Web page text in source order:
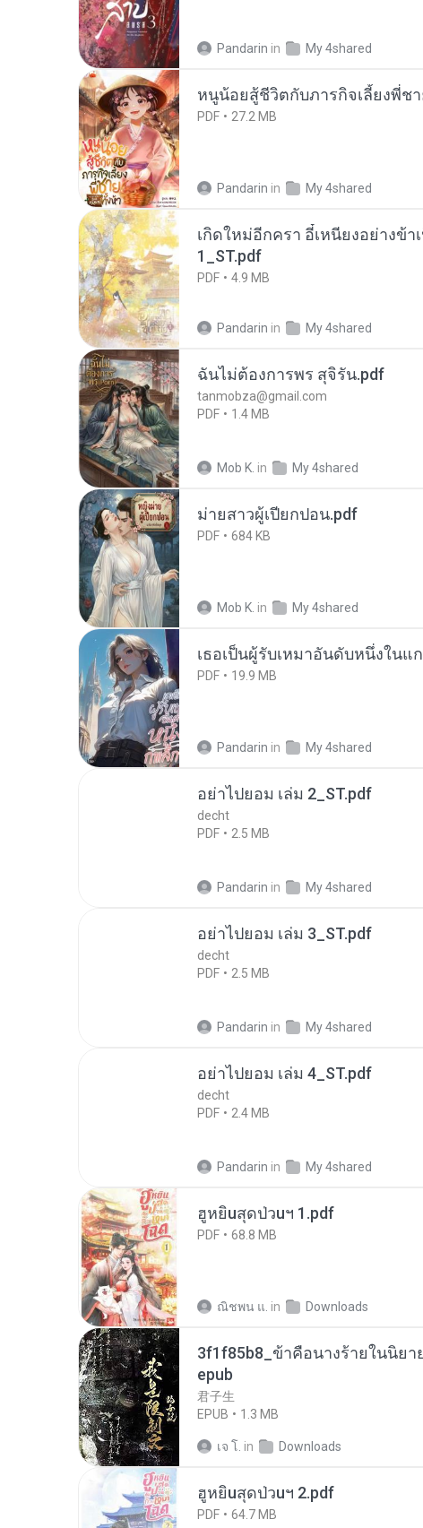
Pandarin in My 4shared
หนูน้อยสู้ชีวิตกับภารกิจเลี้ยงพี่ช
PDF 27.2 MB
Pandarin in My 4shared
เกิดใหม่อีกครา อี๋เหนียงอย่างข้า
1_ST.pdf
PDF 4.9 MB
Pandarin in My 4shared
ฉันไม่ต้องการพร สุจิรัน.pdf
tanmobza@gmail.com
PDF
1.4 MB
Mob K. in My 4shared
ม่ายสาวผู้เปียกปอน.pdf
PDF 684 KB
Mob K. in My 4shared
เธอเป็นผู้รับเหมาอันดับหนึ่งในแ
PDF 19.9 MB
Pandarin in My 4shared
อย่าไปยอม เล่ม 2_ST.pdf
decht
PDF
2.5 MB
Pandarin in My 4shared
อย่าไปยอม เล่ม 3_ST.pdf
decht
PDF
2.5 MB
Pandarin in My 4shared
อย่าไปยอม เล่ม 4_ST.pdf
decht
PDF
2.4 MB
Pandarin in My 4shared
ฮูหยิuสุดป่วuฯ 1.pdf
PDF 68.8 MB
ณิชพน แ. in Downloads
3f1f85b8_ข้าคือนางร้ายในนิยา
epub
君子生
EPUB
1.3 MB
เจ โ. in Downloads
ฮูหยิuสุดป่วuฯ 2.pdf
PDF 64.7 MB